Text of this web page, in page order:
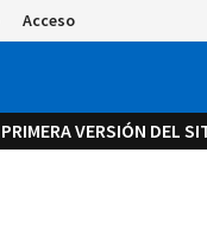
Acceso
PRIMERA VERSIÓN DEL